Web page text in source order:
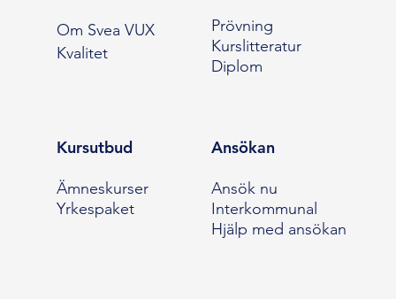
Om Svea VUX
Kvalitet
Prövning
Kurslitteratur
Diplom
Kursutbud
Ämneskurser
Yrkespaket
Ansökan
Ansök nu
Interkommunal
Hjälp med ansökan